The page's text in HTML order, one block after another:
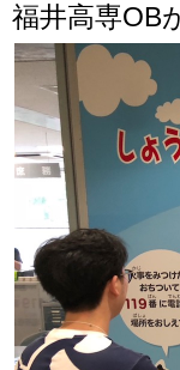
福井高専OB